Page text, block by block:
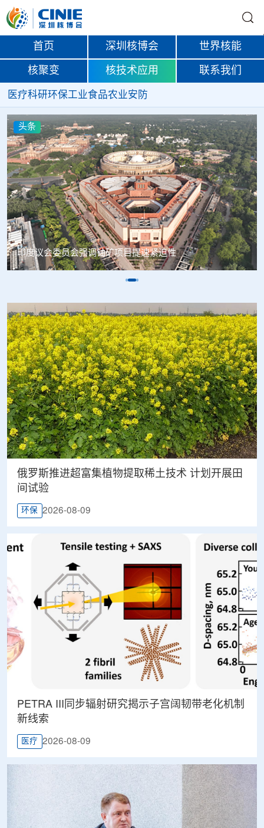
首页 深圳核博会 世界核能
核聚变 核技术应用 联系我们
医疗科研环保工业食品农业安防
头条
中核辐智正式设立 中国同辐持股90%打通核医疗全产业链
俄罗斯推进超富集植物提取稀土技术 计划开展田
间试验
环保 2026-08-09
PETRA III同步辐射研究揭示子宫阔韧带老化机制
新线索
医疗 2026-08-09